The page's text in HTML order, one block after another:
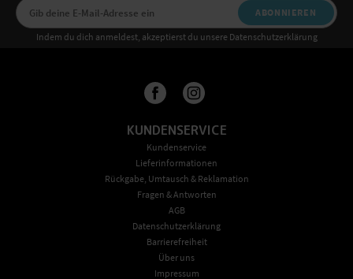
ABONNIEREN
Indem du dich anmeldest, akzeptierst du unsere Datenschutzerklärung
KUNDENSERVICE
Kundenservice
Lieferinformationen
Rückgabe, Umtausch & Reklamation
Fragen & Antworten
AGB
Datenschutzerklärung
Barrierefreiheit
Über uns
Impressum